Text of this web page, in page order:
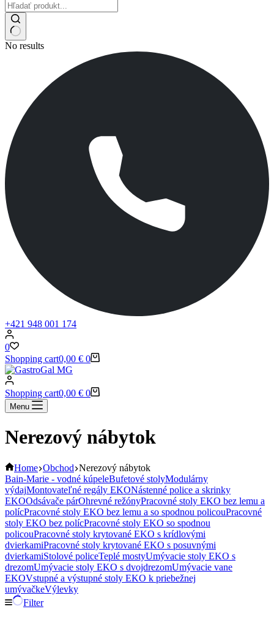
No results
+421 948 001 174
0
Shopping cart0,00 € 0
Shopping cart0,00 € 0
Menu
Nerezový nábytok
Home Obchod Nerezový nábytok
Bain-Marie - vodné kúpeleBufetové stolyModulárny
výdajMontovateľné regály EKONástenné police a skrinky
EKOOdsávače párOhrevné režónyPracovné stoly EKO bez lemu a
polícPracovné stoly EKO bez lemu a so spodnou policouPracovné
stoly EKO bez polícPracovné stoly EKO so spodnou
policouPracovné stoly krytované EKO s krídlovými
dvierkamiPracovné stoly krytované EKO s posuvnými
dvierkamiStolové policeTeplé mostyUmývacie stoly EKO s
drezomUmývacie stoly EKO s dvojdrezomUmývacie vane
EKOVstupné a výstupné stoly EKO k priebežnej
umývačkeVýlevky
Filter